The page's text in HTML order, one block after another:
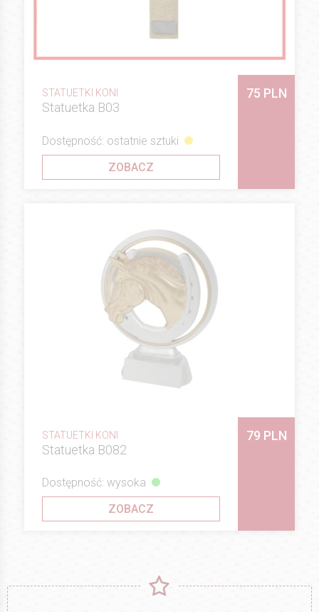
STATUETKI KONI
Statuetka B03
75 PLN
Dostępność: ostatnie sztuki
ZOBACZ
STATUETKI KONI
Statuetka B082
79 PLN
Dostępność: wysoka
ZOBACZ